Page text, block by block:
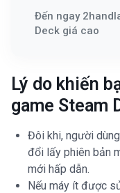
Đến ngay
Deck giá cao
Lý do khiến
game Steam
Đôi khi, người
đổi lấy phiên bản
mới hấp dẫn.
Nếu máy ít được